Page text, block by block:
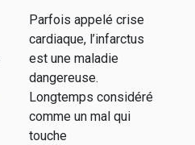
femme ?
Parfois appelé crise
cardiaque, l’infarctus
est une maladie
dangereuse.
Longtemps considéré
comme un mal qui
touche